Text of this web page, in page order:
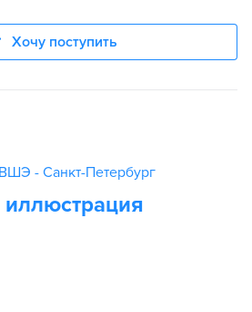
Хочу поступить
- Санкт-Петербург